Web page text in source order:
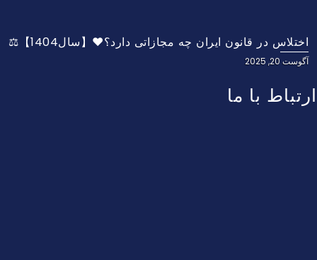
اختلاس در قانون ایران چه مجازاتی دارد؟❤️【سال1404】⚖️
آگوست 20, 2025
ارتباط با ما